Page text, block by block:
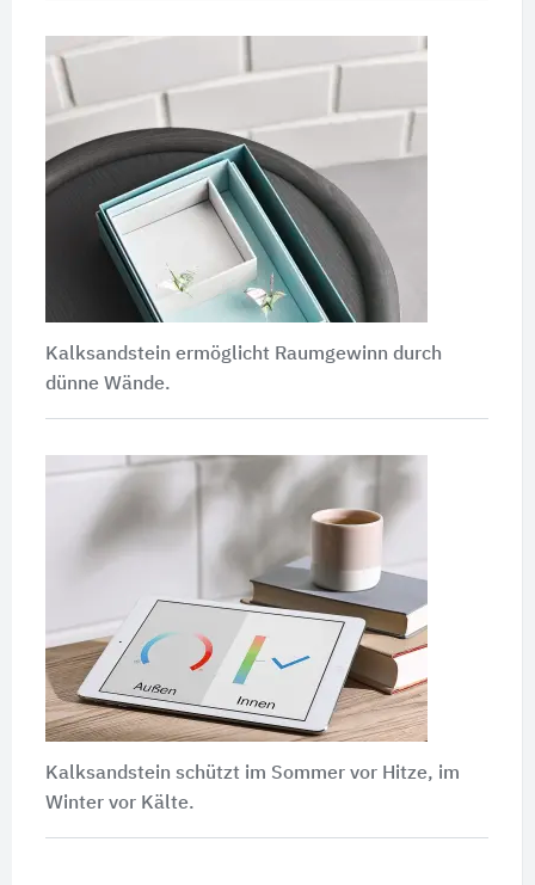
Kalksandstein ermöglicht Raumgewinn durch
dünne Wände.
Kalksandstein schützt im Sommer vor Hitze, im
Winter vor Kälte.